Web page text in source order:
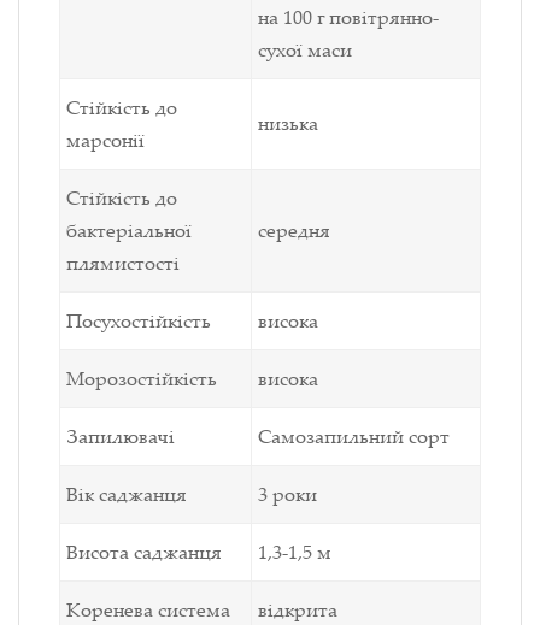
на 100 г повітрянно-
сухої маси
Стійкість до
марсонії
низька
Стійкість до
бактеріальної
плямистості
середня
Посухостійкість висока
Морозостійкість висока
Запилювачі Самозапильний сорт
Вік саджанця 3 роки
Висота саджанця 1,3-1,5 м
Коренева система відкрита